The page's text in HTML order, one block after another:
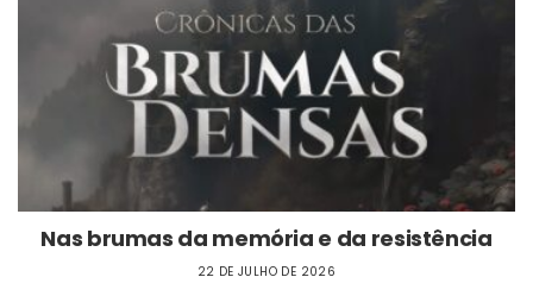
Nas brumas da memória e da resistência
22 DE JULHO DE 2026